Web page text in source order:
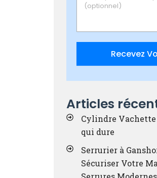
Recevez
Articles
Cylindre
qui dure
Serrurier à
Sécuriser Votre